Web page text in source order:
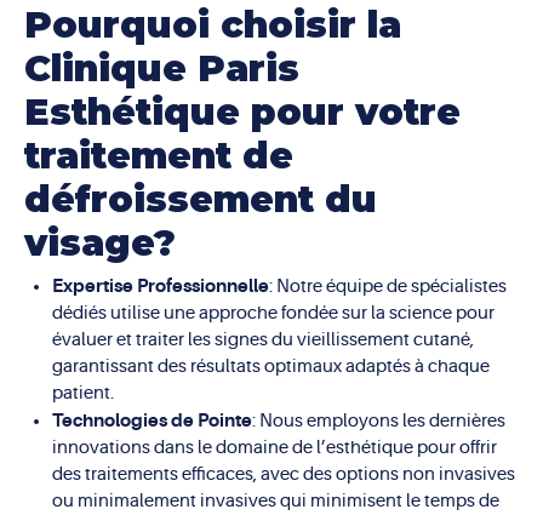
Pourquoi choisir la
Clinique Paris
Esthétique pour votre
traitement de
défroissement du
visage?
Expertise Professionnelle: Notre équipe de spécialistes
dédiés utilise une approche fondée sur la science pour
évaluer et traiter les signes du vieillissement cutané,
garantissant des résultats optimaux adaptés à chaque
patient.
Technologies de Pointe: Nous employons les dernières
innovations dans le domaine de l’esthétique pour offrir
des traitements efficaces, avec des options non invasives
ou minimalement invasives qui minimisent le temps de